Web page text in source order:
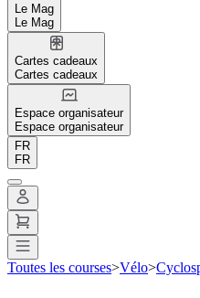
Le Mag
Le Mag
Cartes cadeaux
Cartes cadeaux
Espace organisateur
Espace organisateur
FR
FR
Toutes les courses>Vélo>